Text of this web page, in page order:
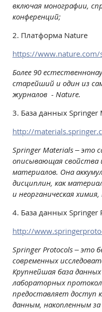
включая монографии,
конференций;
2. Платформа Nature
https://www.nature.com/
Более 90
старейший и один из
журналов - Nature.
3. База данных Springer
http://
Springer Materials – это
описывающая свойства
материалов. Она
дисциплин, как
и неорганическая
4. База данных Springer
http://www.
Springer Protocols – это
современных
Крупнейшая база
лабораторных
предоставляет доступ
данным, накопленным за